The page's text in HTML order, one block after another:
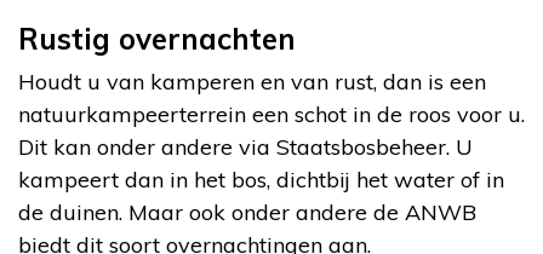
Rustig overnachten
Houdt u van kamperen en van rust, dan is een
natuurkampeerterrein een schot in de roos voor u.
Dit kan onder andere via Staatsbosbeheer. U
kampeert dan in het bos, dichtbij het water of in
de duinen. Maar ook onder andere de ANWB
biedt dit soort overnachtingen aan.